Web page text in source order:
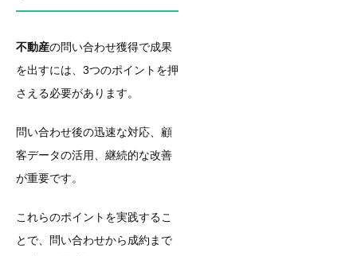
不動産の問い合わせ獲得で成果
を出すには、3つのポイントを押
さえる必要があります。
問い合わせ後の迅速な対応、顧
客データの活用、継続的な改善
が重要です。
これらのポイントを実践するこ
とで、問い合わせから成約まで